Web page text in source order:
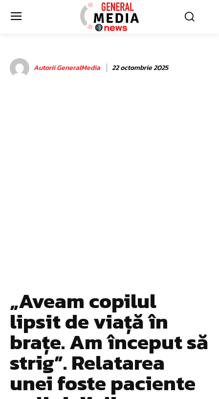
Autorii GeneralMedia 22 octombrie 2025
„Aveam copilul
lipsit de viață în
brațe. Am început să
strig”. Relatarea
unei foste paciente